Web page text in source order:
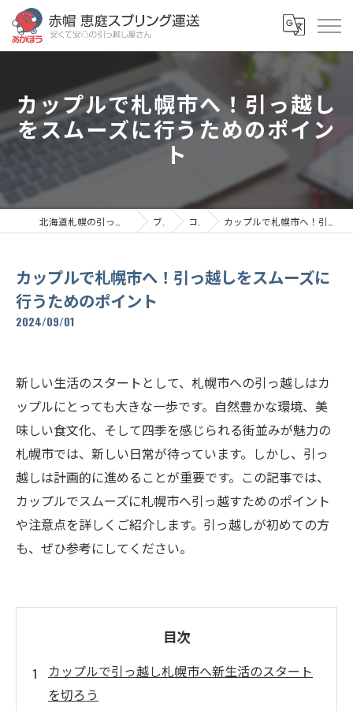
カップルで札幌市へ！引っ越し
をスムーズに行うためのポイン
ト
ブログ コラム カップルで札幌市へ！引っ越しをスムーズに行うためのポイント
カップルで札幌市へ！引っ越しをスムーズに
行うためのポイント
2024/09/01
新しい生活のスタートとして、札幌市への引っ越しはカ
ップルにとっても大きな一歩です。自然豊かな環境、美
味しい食文化、そして四季を感じられる街並みが魅力の
札幌市では、新しい日常が待っています。しかし、引っ
越しは計画的に進めることが重要です。この記事では、
カップルでスムーズに札幌市へ引っ越すためのポイント
や注意点を詳しくご紹介します。引っ越しが初めての方
も、ぜひ参考にしてください。
目次
カップルで引っ越し札幌市へ新生活のスタート
を切ろう